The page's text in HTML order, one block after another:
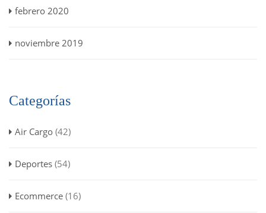
febrero 2020
noviembre 2019
Categorías
Air Cargo (42)
Deportes (54)
Ecommerce (16)